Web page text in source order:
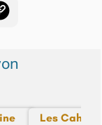
Les